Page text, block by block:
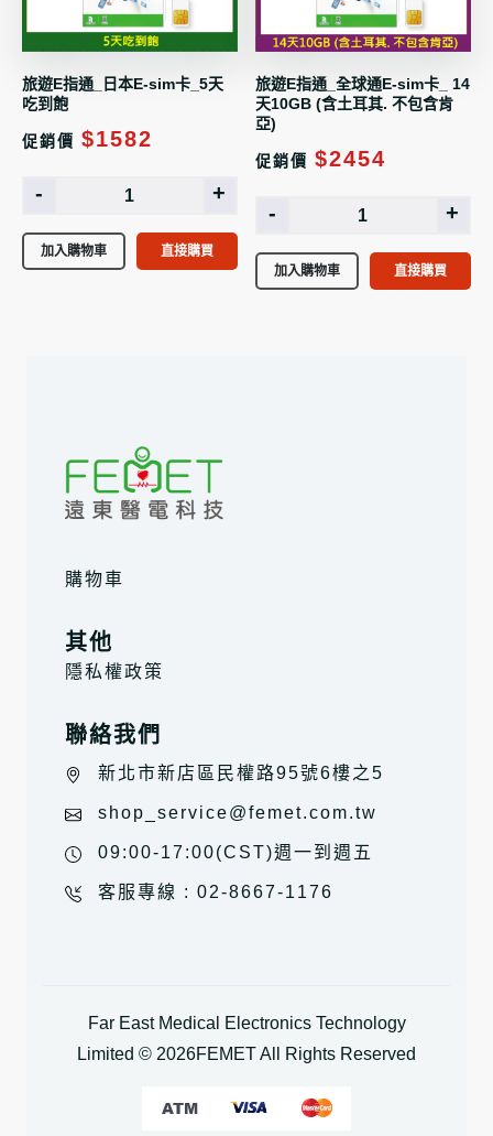
旅遊E指通_日本E-sim卡_5天
吃到飽
促銷價 $1582
- +
加入購物車 直接購買
旅遊E指通_全球通E-sim卡_ 14
天10GB (含土耳其. 不包含肯
亞)
促銷價 $2454
- +
加入購物車 直接購買
購物車
其他
隱私權政策
聯絡我們
新北市新店區民權路95號6樓之5
shop_service@femet.com.tw
09:00-17:00(CST)週一到週五
客服專線 : 02-8667-1176
Far East Medical Electronics Technology
Limited © 2026FEMET All Rights Reserved